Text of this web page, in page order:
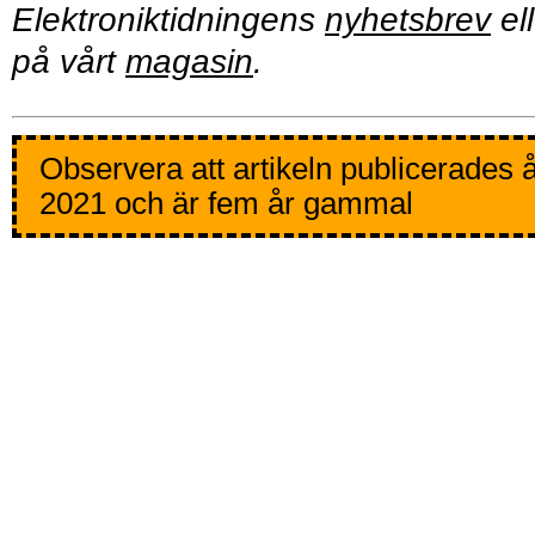
Elektroniktidningens nyhetsbrev
på vårt magasin.
Observera att artikeln publicerades
2021 och är fem år gammal